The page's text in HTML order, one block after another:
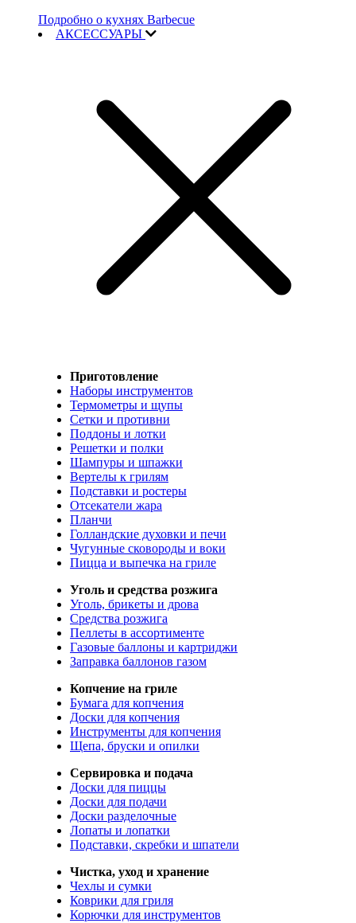
Подробно о кухнях Barbecue
АКСЕССУАРЫ
Приготовление
Наборы инструментов
Термометры и щупы
Сетки и противни
Поддоны и лотки
Решетки и полки
Шампуры и шпажки
Вертелы к грилям
Подставки и ростеры
Отсекатели жара
Планчи
Голландские духовки и печи
Чугунные сковороды и воки
Пицца и выпечка на гриле
Уголь и средства розжига
Уголь, брикеты и дрова
Средства розжига
Пеллеты в ассортименте
Газовые баллоны и картриджи
Заправка баллонов газом
Копчение на гриле
Бумага для копчения
Доски для копчения
Инструменты для копчения
Щепа, бруски и опилки
Сервировка и подача
Доски для пиццы
Доски для подачи
Доски разделочные
Лопаты и лопатки
Подставки, скребки и шпатели
Чистка, уход и хранение
Чехлы и сумки
Коврики для гриля
Корючки для инструментов